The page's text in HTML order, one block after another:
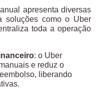
apresenta diversas
soluções como o Uber
toda a operação
: o Uber
e reduz o
liberando